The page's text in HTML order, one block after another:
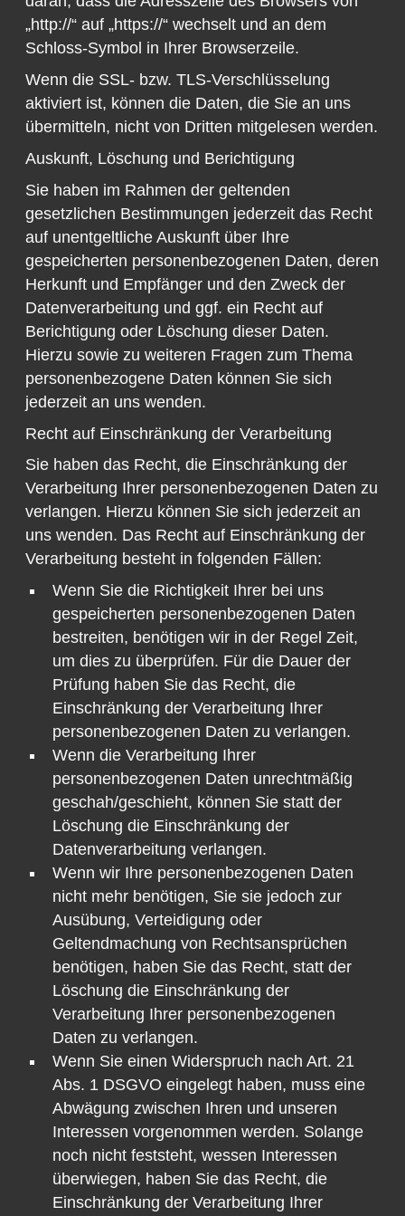
„http://“ auf „https://“ wechselt und an dem
Schloss-Symbol in Ihrer Browserzeile.
Wenn die SSL- bzw. TLS-Verschlüsselung
aktiviert ist, können die Daten, die Sie an uns
übermitteln, nicht von Dritten mitgelesen werden.
Auskunft, Löschung und Berichtigung
Sie haben im Rahmen der geltenden
gesetzlichen Bestimmungen jederzeit das Recht
auf unentgeltliche Auskunft über Ihre
gespeicherten personenbezogenen Daten, deren
Herkunft und Empfänger und den Zweck der
Datenverarbeitung und ggf. ein Recht auf
Berichtigung oder Löschung dieser Daten.
Hierzu sowie zu weiteren Fragen zum Thema
personenbezogene Daten können Sie sich
jederzeit an uns wenden.
Recht auf Einschränkung der Verarbeitung
Sie haben das Recht, die Einschränkung der
Verarbeitung Ihrer personenbezogenen Daten zu
verlangen. Hierzu können Sie sich jederzeit an
uns wenden. Das Recht auf Einschränkung der
Verarbeitung besteht in folgenden Fällen:
Wenn Sie die Richtigkeit Ihrer bei uns
gespeicherten personenbezogenen Daten
bestreiten, benötigen wir in der Regel Zeit,
um dies zu überprüfen. Für die Dauer der
Prüfung haben Sie das Recht, die
Einschränkung der Verarbeitung Ihrer
personenbezogenen Daten zu verlangen.
Wenn die Verarbeitung Ihrer
personenbezogenen Daten unrechtmäßig
geschah/geschieht, können Sie statt der
Löschung die Einschränkung der
Datenverarbeitung verlangen.
Wenn wir Ihre personenbezogenen Daten
nicht mehr benötigen, Sie sie jedoch zur
Ausübung, Verteidigung oder
Geltendmachung von Rechtsansprüchen
benötigen, haben Sie das Recht, statt der
Löschung die Einschränkung der
Verarbeitung Ihrer personenbezogenen
Daten zu verlangen.
Wenn Sie einen Widerspruch nach Art. 21
Abs. 1 DSGVO eingelegt haben, muss eine
Abwägung zwischen Ihren und unseren
Interessen vorgenommen werden. Solange
noch nicht feststeht, wessen Interessen
überwiegen, haben Sie das Recht, die
Einschränkung der Verarbeitung Ihrer